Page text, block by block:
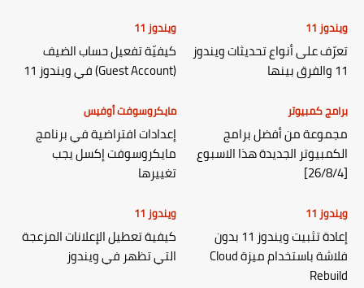
ويندوز 11
تعرّف على أنواع تحديثات ويندوز
11 والفرق بينها
ويندوز 11
كيفيّة تفعيل حساب الضيف
(Guest Account) في ويندوز 11
برامج كمبيوتر
مجموعة من أفضل برامج
الكمبيوتر الجديدة هذا الاسبوع
[26/8/4]
مايكروسوفت أوفيس
إعدادات افتراضية في برنامج
مايكروسوفت إكسل يجب
تغييرها
ويندوز 11
إعادة تثبيت ويندوز 11 بدون
فلاشة باستخدام ميزة Cloud
Rebuild
ويندوز 11
كيفية تعطيل الإعلانات المزعجة
التي تظهر في ويندوز